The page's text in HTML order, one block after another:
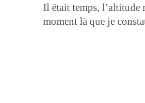
Il était temps, l’altitude
moment là que je